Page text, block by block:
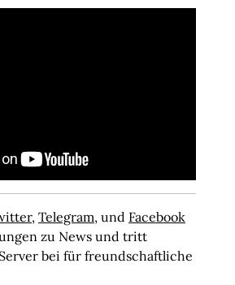
, Telegram, und Facebook
zu News und tritt
Server bei für freundschaftliche